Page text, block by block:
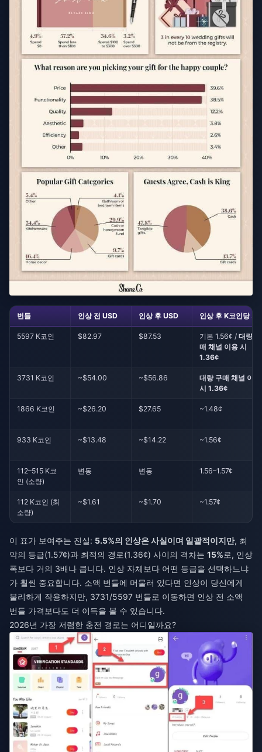
번들 인상 전 USD 인상 후 USD 인상 후 K코인당 가
5597 K코인 $82.97 $87.53 기본 1.56¢ /대량 구
매 채널 이용 시
1.36¢
3731 K코인 ~$54.00 ~$56.86
대량 구매 채널 이용
시 1.36¢
1866 K코인 ~$26.20 $27.65 ~1.48¢
933 K코인 ~$13.48 ~$14.22 ~1.56¢
112–515 K코
인 (소량)
변동 변동 1.56–1.57¢
112 K코인 (최
소량)
~$1.61 ~$1.70 ~1.57¢
이 표가 보여주는 진실: 5.5%의 인상은 사실이며 일괄적이지만, 최
악의 등급(1.57¢)과 최적의 경로(1.36¢) 사이의 격차는 15%로, 인상
폭보다 거의 3배나 큽니다. 인상 자체보다 어떤 등급을 선택하느냐
가 훨씬 중요합니다. 소액 번들에 머물러 있다면 인상이 당신에게
불리하게 작용하지만, 3731/5597 번들로 이동하면 인상 전 소액
번들 가격보다도 더 이득을 볼 수 있습니다.
2026년 가장 저렴한 충전 경로는 어디일까요?